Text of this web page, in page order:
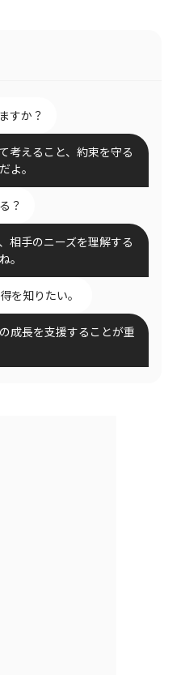
すか？
考えること、約束を守る
よ。
？
相手のニーズを理解する
。
を知りたい。
成長を支援することが重